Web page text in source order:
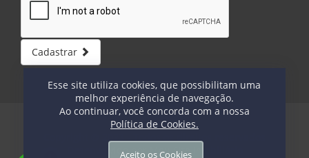
Esse site utiliza cookies, que possibilitam uma
melhor experiência de navegação.
Ao continuar, você concorda com a nossa
Política de Cookies.
Aceito os Cookies
Cadastrar
Desenvolvido porMeu Site Imobiliário